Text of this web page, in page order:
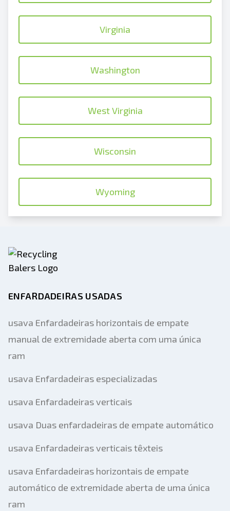
Virginia
Washington
West Virginia
Wisconsin
Wyoming
ENFARDADEIRAS USADAS
usava Enfardadeiras horizontais de empate
manual de extremidade aberta com uma única
ram
usava Enfardadeiras especializadas
usava Enfardadeiras verticais
usava Duas enfardadeiras de empate automático
usava Enfardadeiras verticais têxteis
usava Enfardadeiras horizontais de empate
automático de extremidade aberta de uma única
ram